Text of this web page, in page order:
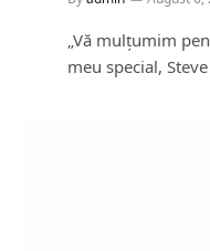
„Vă mulțumim
meu special,